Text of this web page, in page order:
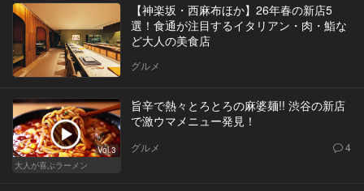
【神楽坂・西麻布ほか】26年春の新店5
選！食通が注目するイタリアン・肉・鮨な
ど大人の美食店
グルメ
Vol.3
大人が喜ぶラーメン
旨辛で熱々とろとろの麻婆麺!! 渋谷の新店
で激ウマメニュー発見！
グルメ 4